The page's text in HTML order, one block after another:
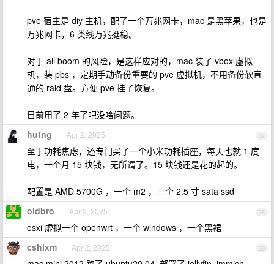
pve 宿主是 diy 主机，配了一个万兆网卡，mac 是黑苹果，也是
万兆网卡，6 类线万兆挺稳。
对于 all boom 的风险，是这样应对的，mac 装了 vbox 虚拟
机，装 pbs ，定期手动备份重要的 pve 虚拟机，不用备份软直
通的 raid 盘。方便 pve 挂了恢复。
目前用了 2 年了吧没啥问题。
37
hutng Apr 2, 2025
至于功耗焦虑，还专门买了一个小米功耗插座，每天也就 1 度
电，一个月 15 块钱，无所谓了。15 块钱还是花的起的。
配置是 AMD 5700G ，一个 m2 ，三个 2.5 寸 sata ssd
38
oldbro Apr 2, 2025
esxi 虚拟一个 openwrt ，一个 windows ，一个黑裙
39
cshlxm Apr 2, 2025